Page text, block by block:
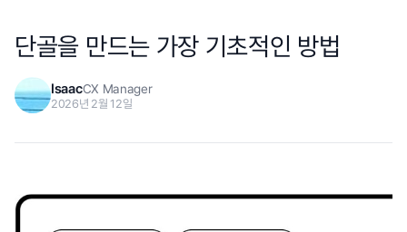
단골을 만드는 가장 기초적인 방법
IsaacCX Manager
2026년 2월 12일